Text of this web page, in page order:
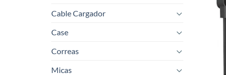
Cable Cargador
Case
Correas
Micas